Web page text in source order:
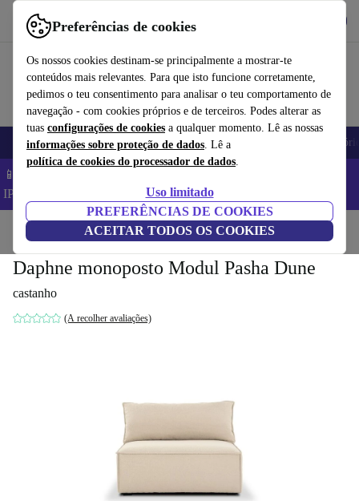
Preferências de cookies
Os nossos cookies destinam-se principalmente a mostrar-te
conteúdos mais relevantes. Para que isto funcione corretamente,
pedimos o teu consentimento para analisar o teu comportamento de
navegação - com cookies próprios e de terceiros. Podes alterar as
tuas configurações de cookies a qualquer momento. Lê as nossas
informações sobre proteção de dados. Lê a
política de cookies do processador de dados.
Uso limitado
PREFERÊNCIAS DE COOKIES
ACEITAR TODOS OS COOKIES
Use o refurbed de forma rápida e fácil
Telemóveis Computadores Portáteis Tablets
📱 Poupa 5% EXTRA em todos os iPhones – Código:
IPHONEDEAL –
Início Casa Móveis
Daphne monoposto Modul Pasha Dune
castanho
(A recolher avaliações)